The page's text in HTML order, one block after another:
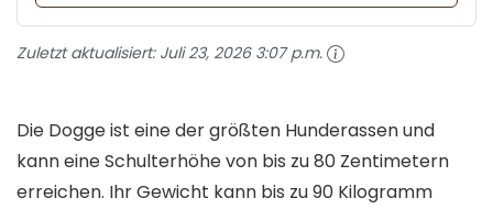
Zuletzt aktualisiert: Juli 23, 2026 3:07 p.m.
Die Dogge ist eine der größten Hunderassen und
kann eine Schulterhöhe von bis zu 80 Zentimetern
erreichen. Ihr Gewicht kann bis zu 90 Kilogramm